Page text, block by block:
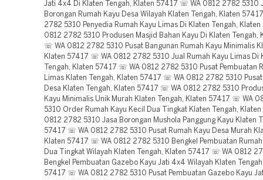
Jati 4x4 Di Klaten Tengah, Klaten 57417 ☏ WA 0812 2782 5310
Borongan Rumah Kayu Desa Wilayah Klaten Tengah, Klaten
2782 5310 Penyedia Rumah Kayu Limas Di Klaten Tengah,
0812 2782 5310 Produsen Masjid Bahan Kayu Di Klaten Tengah,
☏ WA 0812 2782 5310 Pusat Bangunan Rumah Kayu Minimalis
Klaten 57417 ☏ WA 0812 2782 5310 Jual Rumah Kayu Limas Di
Tengah, Klaten 57417 ☏ WA 0812 2782 5310 Pusat Pembuatan
Limas Klaten Tengah, Klaten 57417 ☏ WA 0812 2782 5310 Pusat
Desa Klaten Tengah, Klaten 57417 ☏ WA 0812 2782 5310
Kayu Minimalis Unik Murah Klaten Tengah, Klaten 57417 ☏ WA
5310 Order Rumah Kayu Kecil Dua Tingkat Klaten Tengah,
0812 2782 5310 Jasa Borongan Mushola Panggung Kayu Klaten
57417 ☏ WA 0812 2782 5310 Pusat Rumah Kayu Desa Murah
Klaten 57417 ☏ WA 0812 2782 5310 Bengkel Pembuatan
Dua Tingkat Wilayah Klaten Tengah, Klaten 57417 ☏ WA 0812
Bengkel Pembuatan Gazebo Kayu Jati 4x4 Wilayah Klaten
57417 ☏ WA 0812 2782 5310 Pusat Pembuatan Gazebo Kayu